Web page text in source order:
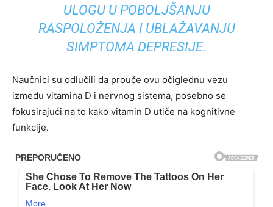
ULOGU U POBOLJŠANJU
RASPOLOŽENJA I UBLAŽAVANJU
SIMPTOMA DEPRESIJE.
Naučnici su odlučili da prouče ovu očiglednu vezu
između vitamina D i nervnog sistema, posebno se
fokusirajući na to kako vitamin D utiče na kognitivne
funkcije.